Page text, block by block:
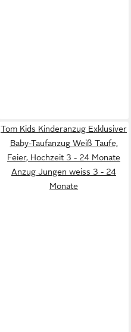
Tom Kids Kinderanzug Exklusiver
Baby-Taufanzug Weiß Taufe,
Feier, Hochzeit 3 - 24 Monate
Anzug Jungen weiss 3 - 24
Monate